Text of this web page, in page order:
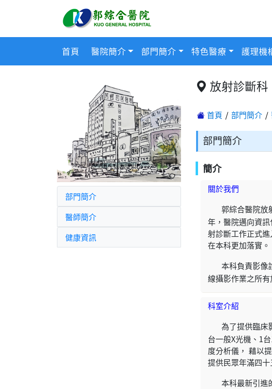
首頁 醫院簡介 部門簡介 特色醫療 護理機
部門簡介
醫師簡介
健康資訊
放射診斷科
首頁 部門簡介
部門簡介
簡介
關於我們
郭綜合醫院放
年，醫院邁向資
射診斷工作正式
在本科更加落實。
本科負責影像
線攝影作業之所
科室介紹
為了提供臨床
台一般X光機、1
度分析儀， 藉以
提供民眾年滿四
本科最新引進